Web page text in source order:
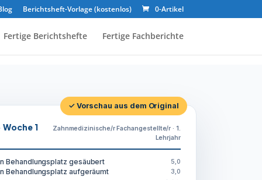
Berichtsheft-Vorlage (kostenlos) 0-Artikel
Fertige Berichtshefte Fertige Fachberichte
✓ Vorschau aus dem Original
1
Zahnmedizinische/r Fachangestellte/r · 1.
Lehrjahr
Behandlungsplatz gesäubert 5,0
Behandlungsplatz aufgeräumt 3,0